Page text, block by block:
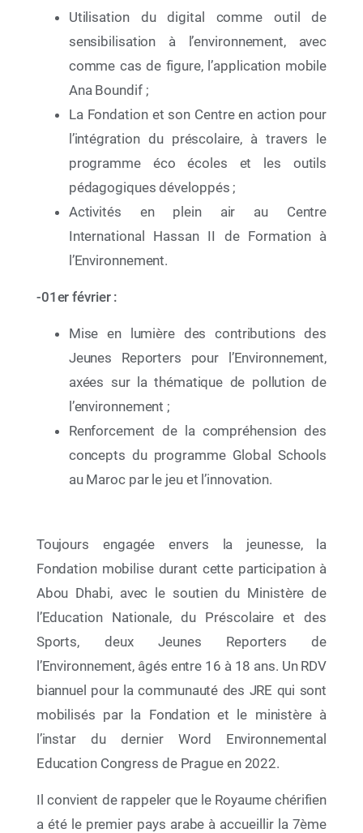
Exposition JRE à LAAYOUNE
09 Mai 2026
Entre culture, transmission et conscience
environnementale, la Fondation Mohammed VI
pour la Protection de l’Environnement vous
donne rendez-vous à la 31ᵉ édition du Salon
International de l’Édition et du Livre
Utilisation du digital comme outil de
sensibilisation à l’environnement, avec
comme cas de figure, l’application mobile
Ana Boundif ;
La Fondation et son Centre en action pour
l’intégration du préscolaire, à travers le
programme éco écoles et les outils
pédagogiques développés ;
Activités en plein air au Centre
International Hassan II de Formation à
l’Environnement.
-01er février :
Mise en lumière des contributions des
Jeunes Reporters pour l’Environnement,
axées sur la thématique de pollution de
l’environnement ;
Renforcement de la compréhension des
concepts du programme Global Schools
au Maroc par le jeu et l’innovation.
Toujours engagée envers la jeunesse, la
Fondation mobilise durant cette participation à
Abou Dhabi, avec le soutien du Ministère de
l’Education Nationale, du Préscolaire et des
Sports, deux Jeunes Reporters de
l’Environnement, âgés entre 16 à 18 ans. Un RDV
biannuel pour la communauté des JRE qui sont
mobilisés par la Fondation et le ministère à
l’instar du dernier Word Environnemental
Education Congress de Prague en 2022.
Il convient de rappeler que le Royaume chérifien
a été le premier pays arabe à accueillir la 7ème